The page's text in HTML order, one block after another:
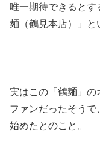
唯一期待できると
麺（鶴見本店）」と
実はこの「鶴麺」の
ファンだったそう
始めたとのこと。